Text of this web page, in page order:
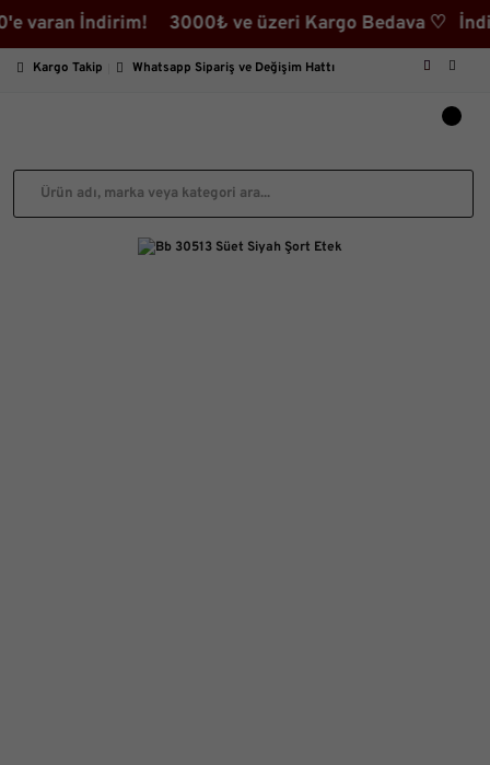
İndirim! 3000₺ ve üzeri Kargo Bedava ♡
Kargo Takip Whatsapp Sipariş ve Değişim Hattı